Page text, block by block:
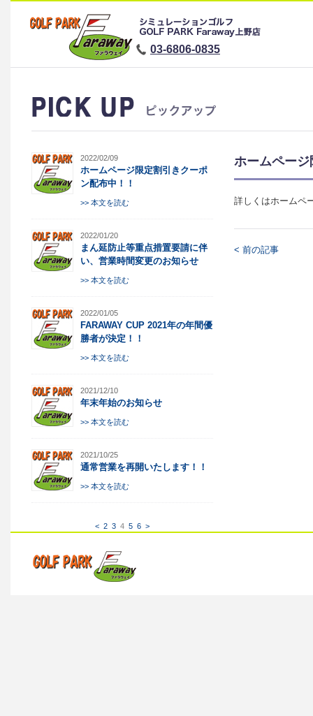
03-6806-0835
2022/02/09
ホームページ限定割引きクーポ
ン配布中！！
>> 本文を読む
2022/01/20
まん延防止等重点措置要請に伴
い、営業時間変更のお知らせ
>> 本文を読む
2022/01/05
FARAWAY CUP 2021年の年間優
勝者が決定！！
>> 本文を読む
2021/12/10
年末年始のお知らせ
>> 本文を読む
2021/10/25
通常営業を再開いたします！！
>> 本文を読む
< 2 3 4 5 6 >
ホームペー
詳しくはホームペ
< 前の記事